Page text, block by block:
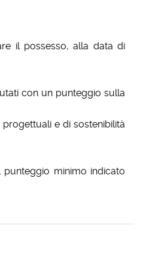
il possesso, alla data di
con un punteggio sulla
e di sostenibilità
minimo indicato